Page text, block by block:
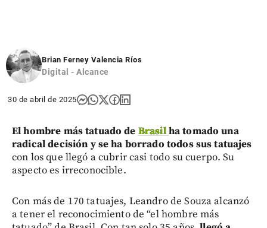
Brian Ferney Valencia Ríos
Digital - Alcance
30 de abril de 2025
El hombre más tatuado de Brasilha tomado una
radical decisión y se ha borrado todos sus tatuajes
con los que llegó a cubrir casi todo su cuerpo. Su
aspecto es irreconocible.
Con más de 170 tatuajes, Leandro de Souza alcanzó
a tener el reconocimiento de “el hombre más